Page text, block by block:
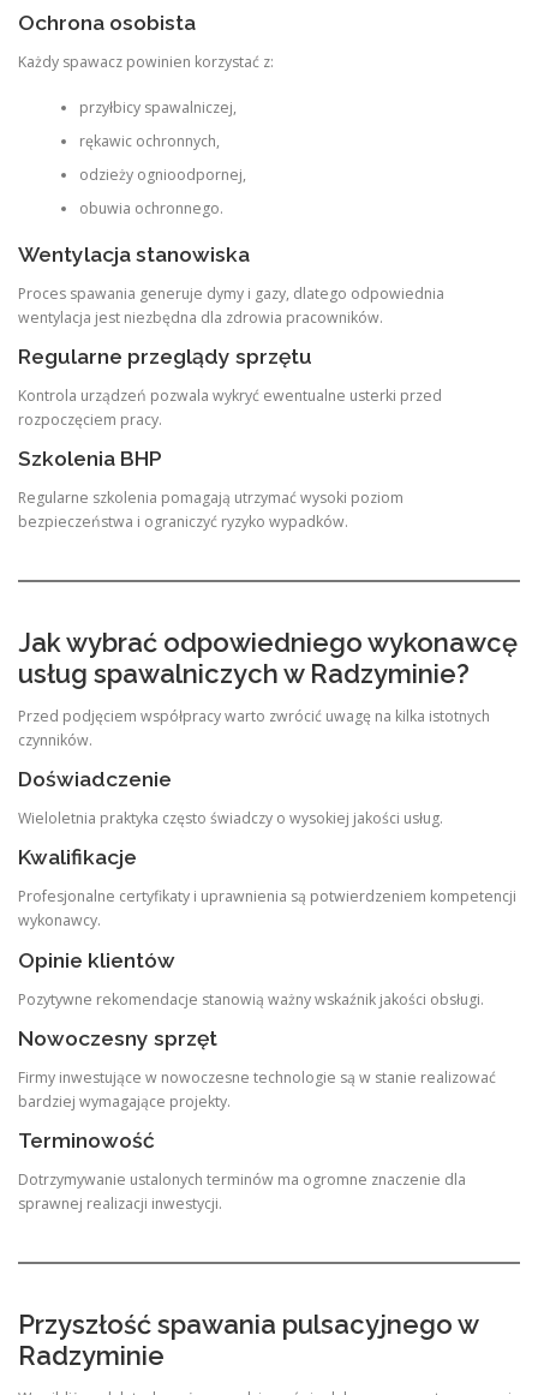
Ochrona osobista
Każdy spawacz powinien korzystać z:
przyłbicy spawalniczej,
rękawic ochronnych,
odzieży ognioodpornej,
obuwia ochronnego.
Wentylacja stanowiska
Proces spawania generuje dymy i gazy, dlatego odpowiednia
wentylacja jest niezbędna dla zdrowia pracowników.
Regularne przeglądy sprzętu
Kontrola urządzeń pozwala wykryć ewentualne usterki przed
rozpoczęciem pracy.
Szkolenia BHP
Regularne szkolenia pomagają utrzymać wysoki poziom
bezpieczeństwa i ograniczyć ryzyko wypadków.
Jak wybrać odpowiedniego wykonawcę
usług spawalniczych w Radzyminie?
Przed podjęciem współpracy warto zwrócić uwagę na kilka istotnych
czynników.
Doświadczenie
Wieloletnia praktyka często świadczy o wysokiej jakości usług.
Kwalifikacje
Profesjonalne certyfikaty i uprawnienia są potwierdzeniem kompetencji
wykonawcy.
Opinie klientów
Pozytywne rekomendacje stanowią ważny wskaźnik jakości obsługi.
Nowoczesny sprzęt
Firmy inwestujące w nowoczesne technologie są w stanie realizować
bardziej wymagające projekty.
Terminowość
Dotrzymywanie ustalonych terminów ma ogromne znaczenie dla
sprawnej realizacji inwestycji.
Przyszłość spawania pulsacyjnego w
Radzyminie